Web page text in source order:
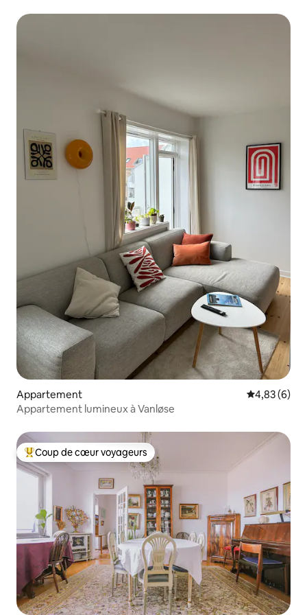
Appartement Évaluation
4,83 (6)
Appartement lumineux à Vanløse
Coups de cœur voyageurs les plus appréciés
Coup de cœur voyageurs